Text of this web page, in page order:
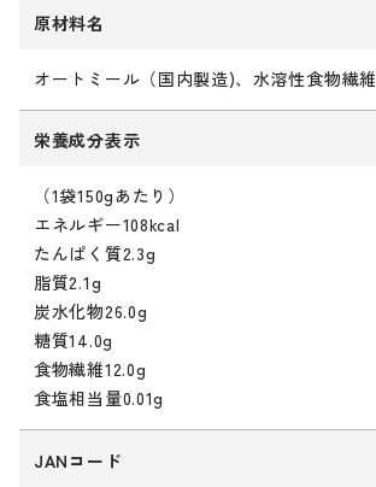
原材料名
オートミール（国内製造)、水溶性食物繊維
栄養成分表示
（1袋150gあたり）
エネルギー108kcal
たんぱく質2.3g
脂質2.1g
炭水化物26.0g
糖質14.0g
食物繊維12.0g
食塩相当量0.01g
JANコード